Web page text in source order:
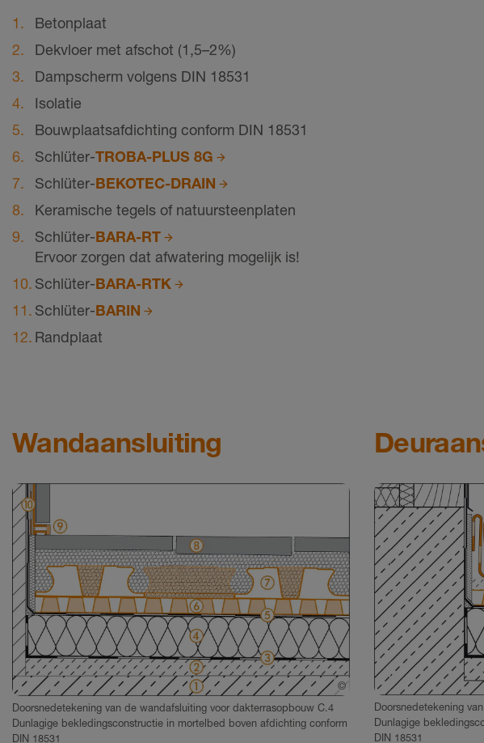
Betonplaat
Dekvloer met afschot (1,5–2%)
Dampscherm volgens DIN 18531
Isolatie
Bouwplaatsafdichting conform DIN 18531
Schlüter-TROBA-PLUS 8G
Schlüter-BEKOTEC-DRAIN
Keramische tegels of natuursteenplaten
Schlüter-BARA-RT
Ervoor zorgen dat afwatering mogelijk is!
Schlüter-BARA-RTK
Schlüter-BARIN
Randplaat
Wandaansluiting
©
Schlueter-Systems
Doorsnedetekening van de wandafsluiting voor dakterrasopbouw C.4
Dunlagige bekledingsconstructie in mortelbed boven afdichting conform
DIN 18531
Doorsnedetekening
Dunlagige
DIN 18531